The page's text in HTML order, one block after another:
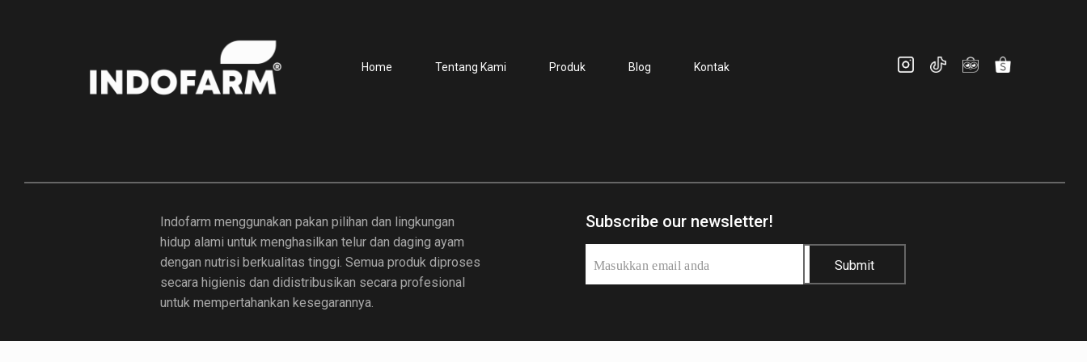
Home Tentang Kami Produk Blog Kontak
Indofarm menggunakan pakan pilihan dan lingkungan
hidup alami untuk menghasilkan telur dan daging ayam
dengan nutrisi berkualitas tinggi. Semua produk diproses
secara higienis dan didistribusikan secara profesional
untuk mempertahankan kesegarannya.
Subscribe our newsletter!
Submit